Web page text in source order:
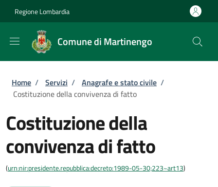
Regione Lombardia
Comune di Martinengo
Briciole di pane
Home / Servizi / Anagrafe e stato civile /
Costituzione della convivenza di fatto
Costituzione della
convivenza di fatto
(urn:nir:presidente.repubblica:decreto:1989-05-30;223~art13)